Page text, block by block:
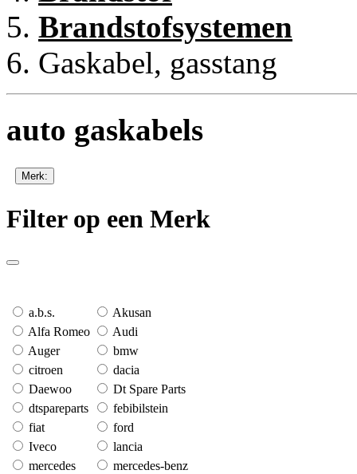
Brandstofsystemen
Gaskabel, gasstang
auto gaskabels
Merk:
Filter op een Merk
a.b.s.
Akusan
Alfa Romeo
Audi
Auger
bmw
citroen
dacia
Daewoo
Dt Spare Parts
dtspareparts
febibilstein
fiat
ford
Iveco
lancia
mercedes
mercedes-benz